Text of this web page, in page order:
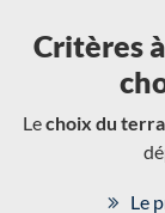
Critères
Lechoix du
Le